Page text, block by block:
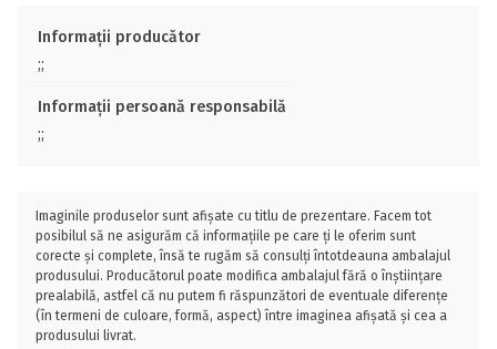
Informații producător
;;
Informații persoană responsabilă
;;
Imaginile produselor sunt afișate cu titlu de prezentare. Facem tot
posibilul să ne asigurăm că informațiile pe care ți le oferim sunt
corecte și complete, însă te rugăm să consulți întotdeauna ambalajul
produsului. Producătorul poate modifica ambalajul fără o înștiințare
prealabilă, astfel că nu putem fi răspunzători de eventuale diferențe
(în termeni de culoare, formă, aspect) între imaginea afișată și cea a
produsului livrat.